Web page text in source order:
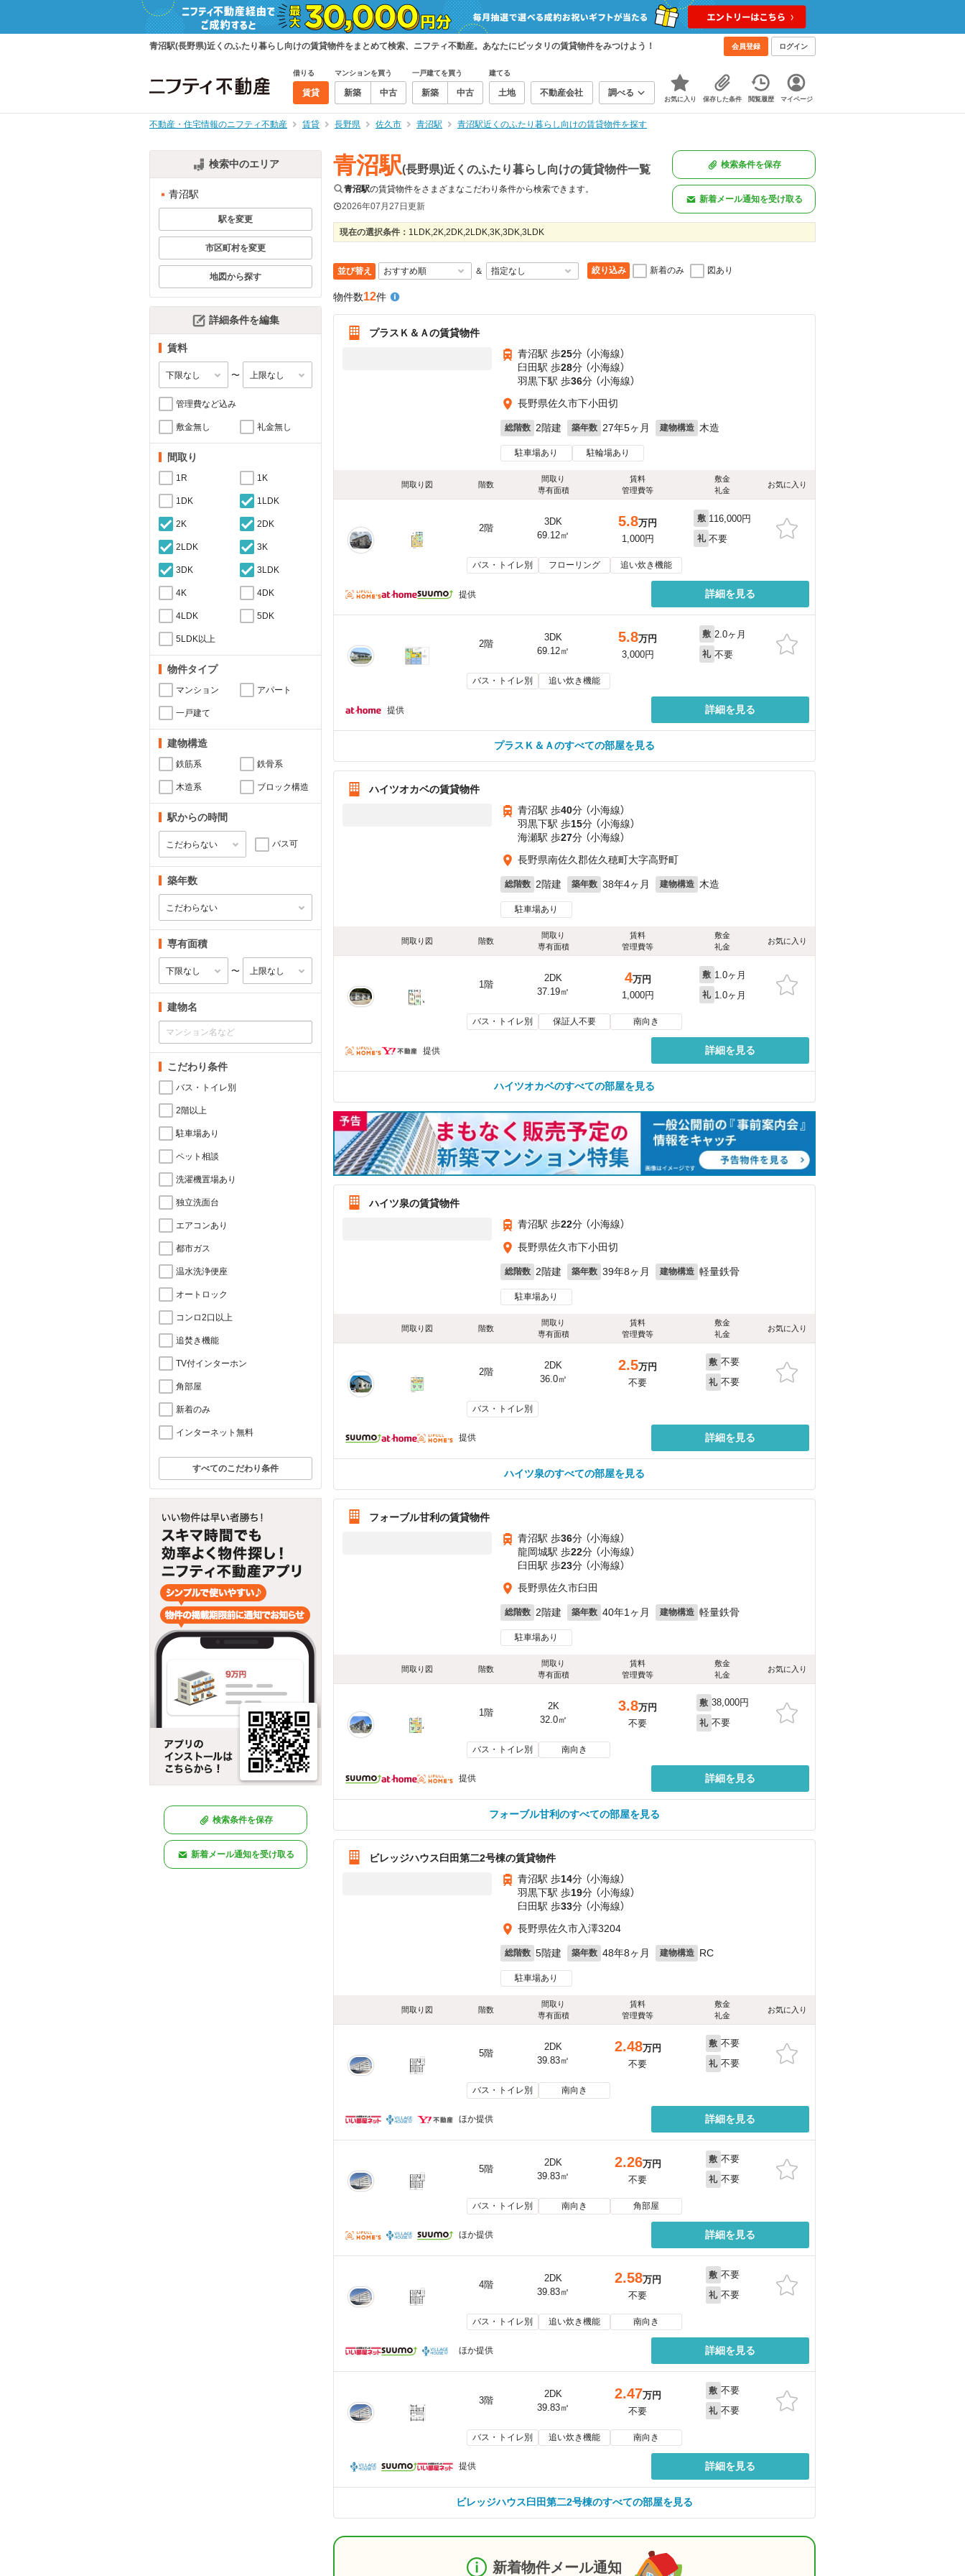
青沼駅(長野県)近くのふたり暮らし向けの賃貸物件をまとめて検索、ニフティ不動産。あなたにピッタリの賃貸物件をみつけよう！ 会員登録 ログイン
借りる
賃貸
マンションを買う
新築 中古
一戸建てを買う
新築 中古
建てる
土地 不動産会社 調べる
お気に入り 保存した条件 閲覧履歴 マイページ
不動産・住宅情報のニフティ不動産 賃貸 長野県 佐久市 青沼駅 青沼駅近くのふたり暮らし向けの賃貸物件を探す
検索中のエリア
青沼駅
駅を変更
市区町村を変更
地図から探す
詳細条件を編集
賃料
〜
管理費など込み
敷金無し 礼金無し
間取り
1R 1K
1DK 1LDK
2K 2DK
2LDK 3K
3DK 3LDK
4K 4DK
4LDK 5DK
5LDK以上
物件タイプ
マンション アパート
一戸建て
建物構造
鉄筋系 鉄骨系
木造系 ブロック構造
駅からの時間
バス可
築年数
専有面積
〜
建物名
こだわり条件
バス・トイレ別
2階以上
駐車場あり
ペット相談
洗濯機置場あり
独立洗面台
エアコンあり
都市ガス
温水洗浄便座
オートロック
コンロ2口以上
追焚き機能
TV付インターホン
角部屋
新着のみ
インターネット無料
すべてのこだわり条件
検索条件を保存
新着メール通知を受け取る
青沼駅(長野県)近くのふたり暮らし向けの賃貸物件一覧
青沼駅の賃貸物件をさまざまなこだわり条件から検索できます。
2026年07月27日更新
検索条件を保存
新着メール通知を受け取る
現在の選択条件： 1LDK,2K,2DK,2LDK,3K,3DK,3LDK
並び替え ＆ 絞り込み 新着のみ 図あり
物件数12件
プラスＫ＆Ａの賃貸物件
青沼駅 歩25分 （小海線）
臼田駅 歩28分 （小海線）
羽黒下駅 歩36分 （小海線）
長野県佐久市下小田切
総階数 2階建 築年数 27年5ヶ月 建物構造 木造
駐車場あり 駐輪場あり
間取り図 階数
間取り
専有面積
賃料
管理費等
敷金
礼金
お気に入り
2階
3DK
69.12㎡
5.8万円
1,000円
敷 116,000円
礼 不要
バス・トイレ別 フローリング 追い炊き機能
提供 詳細を見る
2階
3DK
69.12㎡
5.8万円
3,000円
敷 2.0ヶ月
礼 不要
バス・トイレ別 追い炊き機能
提供 詳細を見る
プラスＫ＆Ａのすべての部屋を見る
ハイツオカベの賃貸物件
青沼駅 歩40分 （小海線）
羽黒下駅 歩15分 （小海線）
海瀬駅 歩27分 （小海線）
長野県南佐久郡佐久穂町大字高野町
総階数 2階建 築年数 38年4ヶ月 建物構造 木造
駐車場あり
間取り図 階数
間取り
専有面積
賃料
管理費等
敷金
礼金
お気に入り
1階
2DK
37.19㎡
4万円
1,000円
敷 1.0ヶ月
礼 1.0ヶ月
バス・トイレ別 保証人不要 南向き
提供 詳細を見る
ハイツオカベのすべての部屋を見る
ハイツ泉の賃貸物件
青沼駅 歩22分 （小海線）
長野県佐久市下小田切
総階数 2階建 築年数 39年8ヶ月 建物構造 軽量鉄骨
駐車場あり
間取り図 階数
間取り
専有面積
賃料
管理費等
敷金
礼金
お気に入り
2階
2DK
36.0㎡
2.5万円
不要
敷 不要
礼 不要
バス・トイレ別
提供 詳細を見る
ハイツ泉のすべての部屋を見る
フォーブル甘利の賃貸物件
青沼駅 歩36分 （小海線）
龍岡城駅 歩22分 （小海線）
臼田駅 歩23分 （小海線）
長野県佐久市臼田
総階数 2階建 築年数 40年1ヶ月 建物構造 軽量鉄骨
駐車場あり
間取り図 階数
間取り
専有面積
賃料
管理費等
敷金
礼金
お気に入り
1階
2K
32.0㎡
3.8万円
不要
敷 38,000円
礼 不要
バス・トイレ別 南向き
提供 詳細を見る
フォーブル甘利のすべての部屋を見る
ビレッジハウス臼田第二2号棟の賃貸物件
青沼駅 歩14分 （小海線）
羽黒下駅 歩19分 （小海線）
臼田駅 歩33分 （小海線）
長野県佐久市入澤3204
総階数 5階建 築年数 48年8ヶ月 建物構造 RC
駐車場あり
間取り図 階数
間取り
専有面積
賃料
管理費等
敷金
礼金
お気に入り
5階
2DK
39.83㎡
2.48万円
不要
敷 不要
礼 不要
バス・トイレ別 南向き
ほか提供 詳細を見る
5階
2DK
39.83㎡
2.26万円
不要
敷 不要
礼 不要
バス・トイレ別 南向き 角部屋
ほか提供 詳細を見る
4階
2DK
39.83㎡
2.58万円
不要
敷 不要
礼 不要
バス・トイレ別 追い炊き機能 南向き
ほか提供 詳細を見る
3階
2DK
39.83㎡
2.47万円
不要
敷 不要
礼 不要
バス・トイレ別 追い炊き機能 南向き
提供 詳細を見る
ビレッジハウス臼田第二2号棟のすべての部屋を見る
新着物件メール通知